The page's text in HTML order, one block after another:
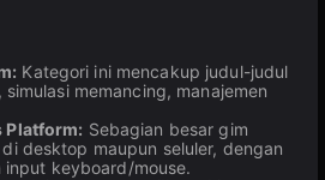
Kategori ini mencakup judul-judul
memancing, manajemen
Platform: Sebagian besar gim
desktop maupun seluler, dengan
keyboard/mouse.